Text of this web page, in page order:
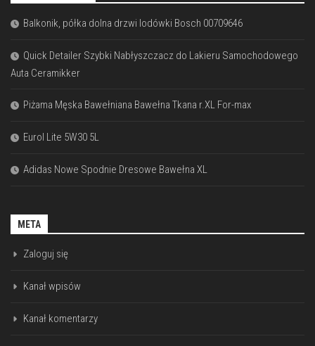
Balkonik, półka dolna drzwi lodówki Bosch 00709646
Quick Detailer Szybki Nabłyszczacz do Lakieru Samochodowego
Auta Ceramikker
Piżama Męska Bawełniana Bawełna Tkana r.XL For-max
Eurol Lite 5W30 5L
Adidas Nowe Spodnie Dresowe Bawełna XL
META
Zaloguj się
Kanał wpisów
Kanał komentarzy